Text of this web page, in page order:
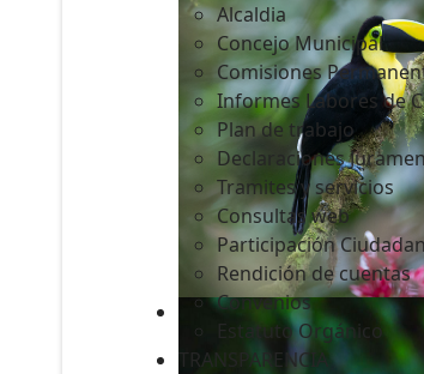
Alcaldia
Concejo Municipal
Comisiones
Informes Labores de
Plan de trabajo
Declaraciones
Tramites y servicios
Consultas web
Participación
Rendición de cuentas
Convenios
Estatuto Orgánico
TRANSPARENCIA